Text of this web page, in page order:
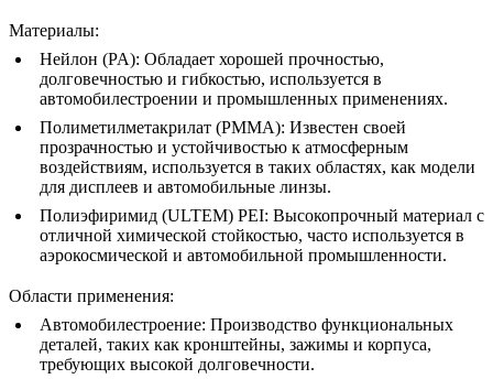
Материалы:
Нейлон (PA): Обладает хорошей прочностью,
долговечностью и гибкостью, используется в
автомобилестроении и промышленных применениях.
Полиметилметакрилат (PMMA): Известен своей
прозрачностью и устойчивостью к атмосферным
воздействиям, используется в таких областях, как модели
для дисплеев и автомобильные линзы.
Полиэфиримид (ULTEM) PEI: Высокопрочный материал с
отличной химической стойкостью, часто используется в
аэрокосмической и автомобильной промышленности.
Области применения:
Автомобилестроение: Производство функциональных
деталей, таких как кронштейны, зажимы и корпуса,
требующих высокой долговечности.